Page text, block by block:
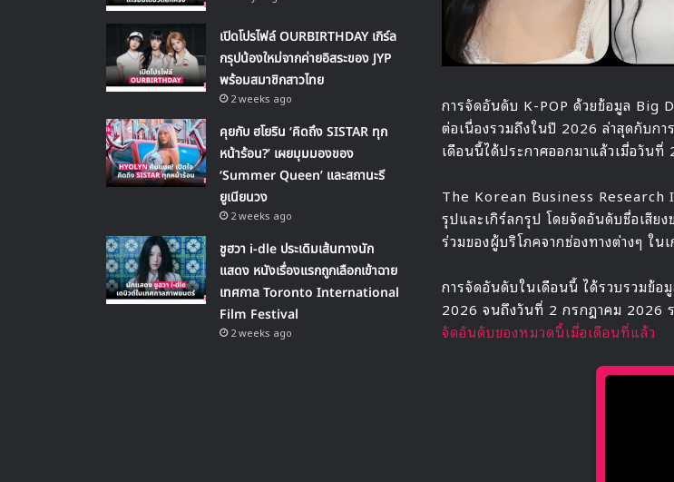
การจัดอันดับ K-POP ด้วยข้อมูล Big
ต่อเนื่องรวมถึงในปี 2026 ล่าสุดกับก
เดือนนี้ได้ประกาศออกมาแล้วเมื่อวันที่
The Korean Business Research
รุปและเกิร์ลกรุป โดยจัดอันดับชื่อเสีย
ร่วมของผู้บริโภคจากช่องทางต่างๆ ใน
การจัดอันดับในเดือนนี้ ได้รวบรวมข้อ
2026 จนถึงวันที่ 2 กรกฎาคม 2026
จัดอันดับของหมวดนี้เมื่อเดือนที่แล้ว
เปิดโปรไฟล์ OURBIRTHDAY เกิร์ล
กรุปน้องใหม่จากค่ายอิสระของ JYP
พร้อมสมาชิกสาวไทย
2 weeks ago
คุยกับ ฮโยริน ‘คิดถึง SISTAR ทุก
หน้าร้อน?’ เผยมุมมองของ
‘Summer Queen’ และสถานะรี
ยูเนียนวง
2 weeks ago
ชูฮวา i-dle ประเดิมเส้นทางนัก
แสดง หนังเรื่องแรกถูกเลือกเข้าฉาย
เทศกาล Toronto International
Film Festival
2 weeks ago